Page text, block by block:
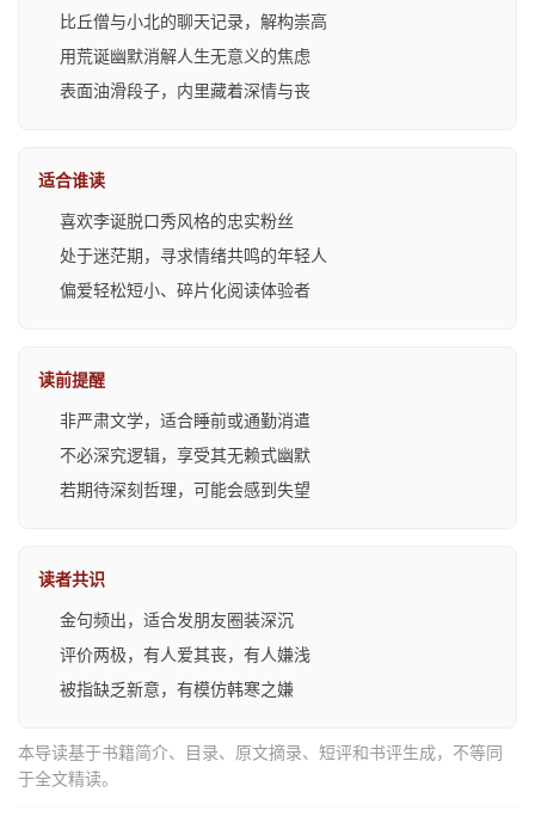
比丘僧与小北的聊天记录，解构崇高
用荒诞幽默消解人生无意义的焦虑
表面油滑段子，内里藏着深情与丧
适合谁读
喜欢李诞脱口秀风格的忠实粉丝
处于迷茫期，寻求情绪共鸣的年轻人
偏爱轻松短小、碎片化阅读体验者
读前提醒
非严肃文学，适合睡前或通勤消遣
不必深究逻辑，享受其无赖式幽默
若期待深刻哲理，可能会感到失望
读者共识
金句频出，适合发朋友圈装深沉
评价两极，有人爱其丧，有人嫌浅
被指缺乏新意，有模仿韩寒之嫌
本导读基于书籍简介、目录、原文摘录、短评和书评生成，不等同
于全文精读。